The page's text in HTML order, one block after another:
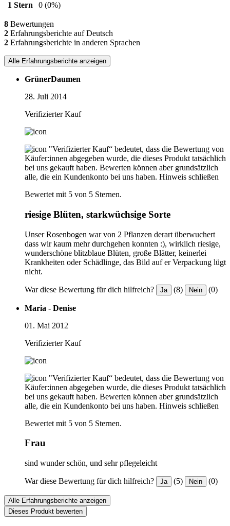
1 Stern
0 (0%)
8 Bewertungen
2 Erfahrungsberichte auf Deutsch
2 Erfahrungsberichte in anderen Sprachen
Alle Erfahrungsberichte anzeigen
GrünerDaumen
28. Juli 2014
Verifizierter Kauf
"Verifizierter Kauf“ bedeutet, dass die Bewertung von
Käufer:innen abgegeben wurde, die dieses Produkt tatsächlich
bei uns gekauft haben. Bewerten können aber grundsätzlich
alle, die ein Kundenkonto bei uns haben. Hinweis schließen
Bewertet mit 5 von 5 Sternen.
riesige Blüten, starkwüchsige Sorte
Unser Rosenbogen war von 2 Pflanzen derart überwuchert
dass wir kaum mehr durchgehen konnten :), wirklich riesige,
wunderschöne blitzblaue Blüten, große Blätter, keinerlei
Krankheiten oder Schädlinge, das Bild auf er Verpackung lügt
nicht.
War diese Bewertung für dich hilfreich? Ja (8) Nein (0)
Maria - Denise
01. Mai 2012
Verifizierter Kauf
"Verifizierter Kauf“ bedeutet, dass die Bewertung von
Käufer:innen abgegeben wurde, die dieses Produkt tatsächlich
bei uns gekauft haben. Bewerten können aber grundsätzlich
alle, die ein Kundenkonto bei uns haben. Hinweis schließen
Bewertet mit 5 von 5 Sternen.
Frau
sind wunder schön, und sehr pflegeleicht
War diese Bewertung für dich hilfreich? Ja (5) Nein (0)
Alle Erfahrungsberichte anzeigen
Dieses Produkt bewerten